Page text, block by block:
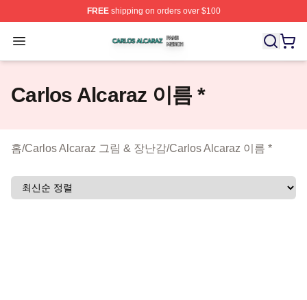
FREEshipping on orders over $100
Open menu
Carlos Alcaraz Shop ⚡️ Officially Licensed Carlos
Carlos Alcaraz 이름 *
홈/Carlos Alcaraz 그림 & 장난감/Carlos Alcaraz 이름 *